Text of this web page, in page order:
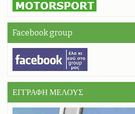
Facebook group
ΕΓΓΡΑΦΗ ΜΕΛΟΥΣ